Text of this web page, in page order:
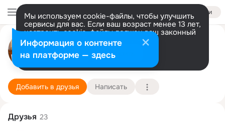
Войти
Мы используем cookie-файлы, чтобы улучшить
сервисы для вас. Если ваш возраст менее 13 лет,
настроить cookie-файлы должен ваш законный
представитель. Больше информации
Разрешить все Настроить
Александр Карпушкин
Москва
30 апреля (48 лет)
848 школа (школа-лаборатория)
Подробнее
Добавить в друзья Написать
Друзья 23
Информация о контенте
на платформе — здесь